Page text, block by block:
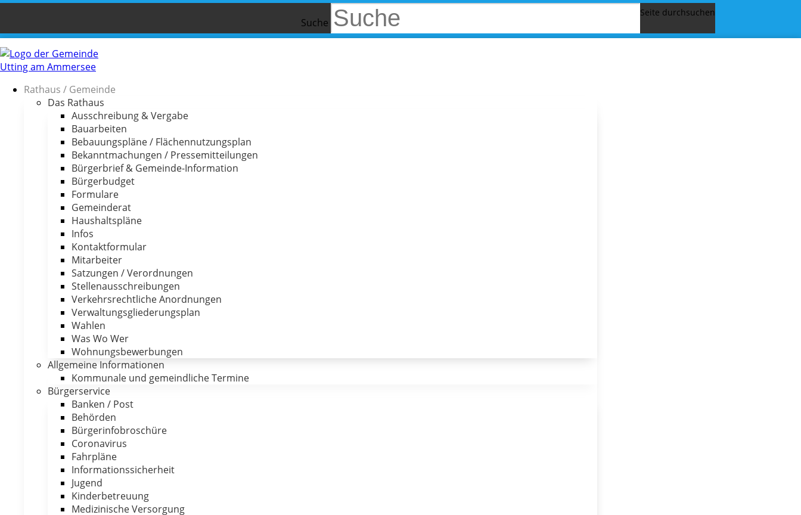
Suche
Rathaus / Gemeinde
Das Rathaus
Ausschreibung & Vergabe
Bauarbeiten
Bebauungspläne / Flächennutzungsplan
Bekanntmachungen / Pressemitteilungen
Bürgerbrief & Gemeinde-Information
Bürgerbudget
Formulare
Gemeinderat
Haushaltspläne
Infos
Kontaktformular
Mitarbeiter
Satzungen / Verordnungen
Stellenausschreibungen
Verkehrsrechtliche Anordnungen
Verwaltungsgliederungsplan
Wahlen
Was Wo Wer
Wohnungsbewerbungen
Allgemeine Informationen
Kommunale und gemeindliche Termine
Bürgerservice
Banken / Post
Behörden
Bürgerinfobroschüre
Coronavirus
Fahrpläne
Informationssicherheit
Jugend
Kinderbetreuung
Medizinische Versorgung